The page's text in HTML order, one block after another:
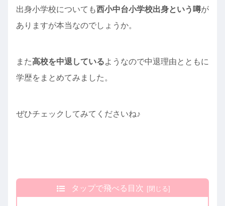
出身小学校についても西小中台小学校出身という噂が
ありますが本当なのでしょうか。
また高校を中退しているようなので中退理由とともに
学歴をまとめてみました。
ぜひチェックしてみてくださいね♪
タップで飛べる目次